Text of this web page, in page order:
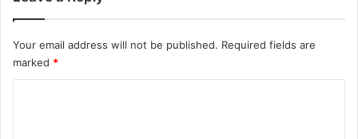
Your email address will not be published. Required fields are
marked *